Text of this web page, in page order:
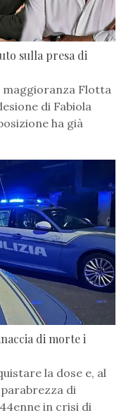
sulla presa di
Flotta
di Fabiola
ha già
di morte i
la dose e, al
di
in crisi di